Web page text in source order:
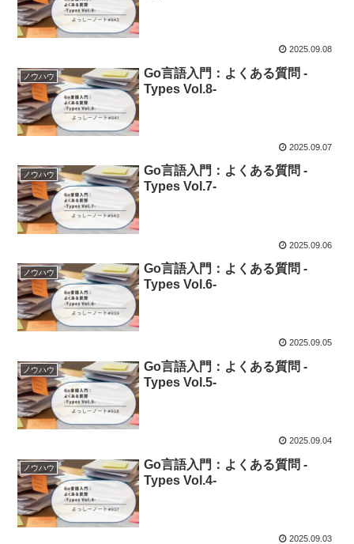
2025.09.08
ノウハウ
Go言語入門：よくある質問 -
Types Vol.8-
2025.09.07
ノウハウ
Go言語入門：よくある質問 -
Types Vol.7-
2025.09.06
ノウハウ
Go言語入門：よくある質問 -
Types Vol.6-
2025.09.05
ノウハウ
Go言語入門：よくある質問 -
Types Vol.5-
2025.09.04
ノウハウ
Go言語入門：よくある質問 -
Types Vol.4-
2025.09.03